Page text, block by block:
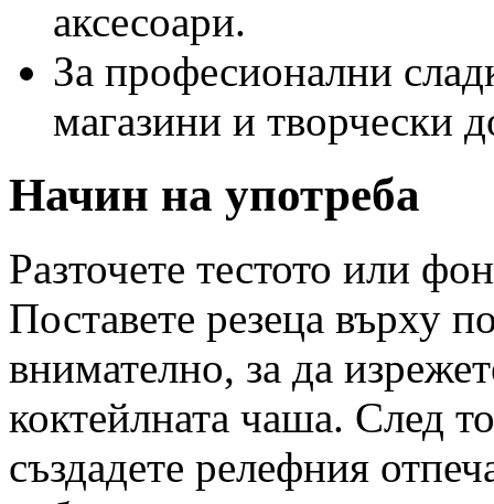
аксесоари.
За професионални
магазини и творчески
Начин на употреба
Разточете тестото или
Поставете резеца върху
внимателно, за да
коктейлната чаша. След
създадете релефния